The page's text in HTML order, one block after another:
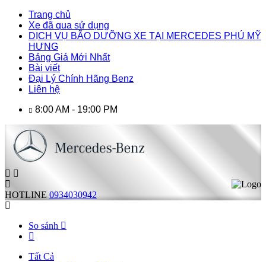
Trang chủ
Xe đã qua sử dụng
DỊCH VỤ BÃO DƯỠNG XE TẠI MERCEDES PHÚ MỸ
HƯNG
Bảng Giá Mới Nhất
Bài viết
Đại Lý Chính Hãng Benz
Liên hệ
8:00 AM - 19:00 PM
HOTLINE0934030942
So sánh
Tất Cả